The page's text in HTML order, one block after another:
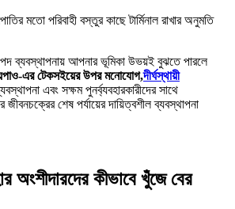
মতো পরিবাহী বস্তুর কাছে টার্মিনাল রাখার অনুমতি
ব্যবস্থাপনায় আপনার ভূমিকা উভয়ই বুঝতে পারলে
এর টেকসইয়ের উপর মনোযোগ,দীর্ঘস্থায়ী
এবং সক্ষম পুনর্ব্যবহারকারীদের সাথে
জীবনচক্রের শেষ পর্যায়ের দায়িত্বশীল ব্যবস্থাপনা
অংশীদারদের কীভাবে খুঁজে বের